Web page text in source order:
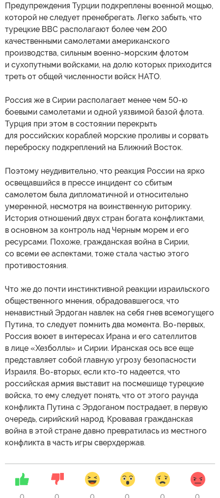
Предупреждения Турции подкреплены военной мощью,
которой не следует пренебрегать. Легко забыть, что
турецкие ВВС располагают более чем 200
качественными самолетами американского
производства, сильным военно-морским флотом
и сухопутными войсками, на долю которых приходится
треть от общей численности войск НАТО.
Россия же в Сирии располагает менее чем 50-ю
боевыми самолетами и одной уязвимой базой флота.
Турция при этом в состоянии перекрыть
для российских кораблей морские проливы и сорвать
переброску подкреплений на Ближний Восток.
Поэтому неудивительно, что реакция России на ярко
освещавшийся в прессе инцидент со сбитым
самолетом была дипломатичной и относительно
умеренной, несмотря на воинственную риторику.
История отношений двух стран богата конфликтами,
в основном за контроль над Черным морем и его
ресурсами. Похоже, гражданская война в Сирии,
со всеми ее аспектами, тоже стала частью этого
противостояния.
Что же до почти инстинктивной реакции израильского
общественного мнения, обрадовавшегося, что
ненавистный Эрдоган навлек на себя гнев всемогущего
Путина, то следует помнить два момента. Во-первых,
Россия воюет в интересах Ирана и его сателлитов
в лице «Хезболлы» и Сирии. Иранская ось все еще
представляет собой главную угрозу безопасности
Израиля. Во-вторых, если кто-то надеется, что
российская армия выставит на посмешище турецкие
войска, то ему следует понять, что от этого раунда
конфликта Путина с Эрдоганом пострадает, в первую
очередь, сирийский народ. Кровавая гражданская
война в этой стране давно превратилась из местного
конфликта в часть игры сверхдержав.